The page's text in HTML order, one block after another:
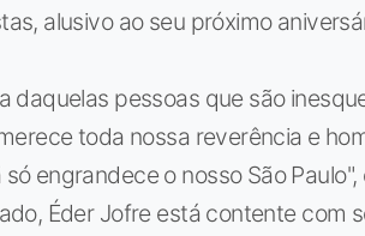
alusivo ao seu próximo
daquelas pessoas que são
toda nossa reverência e
engrandece o nosso São
Éder Jofre está contente com